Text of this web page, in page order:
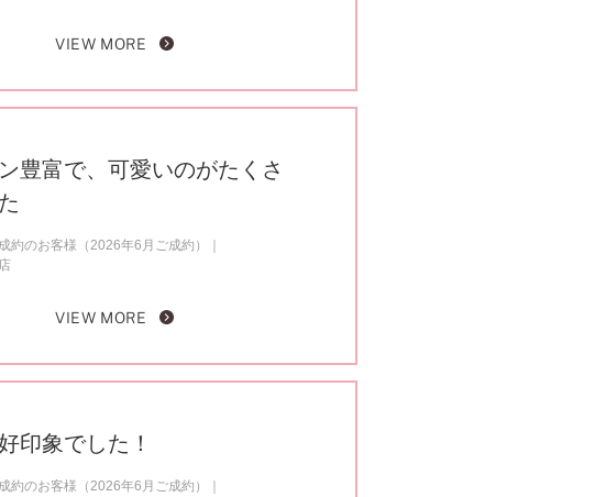
VIEW MORE
豊富で、可愛いのがたくさ
約のお客様（2026年6月ご成約）
VIEW MORE
印象でした！
約のお客様（2026年6月ご成約）